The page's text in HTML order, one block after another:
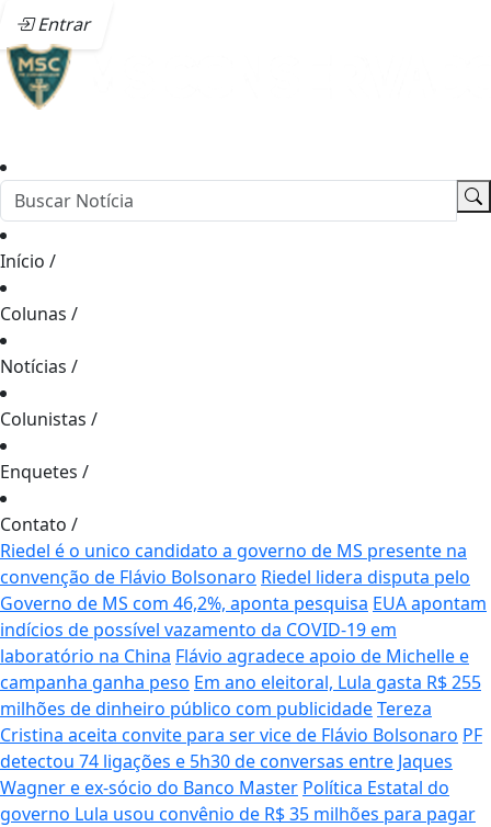
Entrar
Início /
Colunas /
Notícias /
Colunistas /
Enquetes /
Contato /
Riedel é o unico candidato a governo de MS presente na
convenção de Flávio Bolsonaro Riedel lidera disputa pelo
Governo de MS com 46,2%, aponta pesquisa EUA apontam
indícios de possível vazamento da COVID-19 em
laboratório na China Flávio agradece apoio de Michelle e
campanha ganha peso Em ano eleitoral, Lula gasta R$ 255
milhões de dinheiro público com publicidadeTereza
Cristina aceita convite para ser vice de Flávio Bolsonaro PF
detectou 74 ligações e 5h30 de conversas entre Jaques
Wagner e ex-sócio do Banco Master Política Estatal do
governo Lula usou convênio de R$ 35 milhões para pagar